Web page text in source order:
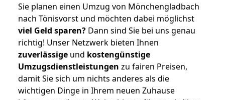
Sie planen einen Umzug von Mönchengladbach
nach Tönisvorst und möchten dabei möglichst
viel Geld sparen? Dann sind Sie bei uns genau
richtig! Unser Netzwerk bieten Ihnen
zuverlässige und kostengünstige
Umzugsdienstleistungen zu fairen Preisen,
damit Sie sich um nichts anderes als die
wichtigen Dinge in Ihrem neuen Zuhause